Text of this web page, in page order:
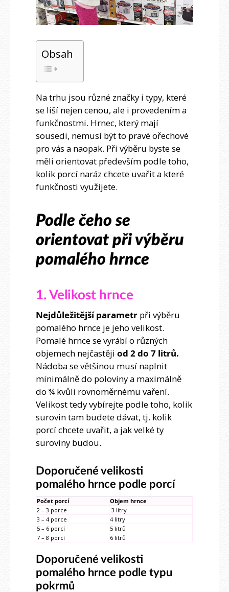
Obsah
Na trhu jsou různé značky i typy, které
se liší nejen cenou, ale i provedením a
funkčnostmi. Hrnec, který mají
sousedi, nemusí být to pravé ořechové
pro vás a naopak. Při výběru byste se
měli orientovat především podle toho,
kolik porcí naráz chcete uvařit a které
funkčnosti využijete.
Podle čeho se
orientovat při výběru
pomalého hrnce
1. Velikost hrnce
Nejdůležitější parametr při výběru
pomalého hrnce je jeho velikost.
Pomalé hrnce se vyrábí o různých
objemech nejčastějiod 2 do 7 litrů.
Nádoba se většinou musí naplnit
minimálně do poloviny a maximálně
do ¾ kvůli rovnoměrnému vaření.
Velikost tedy vybírejte podle toho, kolik
surovin tam budete dávat, tj. kolik
porcí chcete uvařit, a jak velké ty
suroviny budou.
Doporučené velikosti
pomalého hrnce podle porcí
Počet porcí
Objem hrnce
2 – 3 porce
3 litry
3 – 4 porce
4 litry
5 – 6 porcí
5 litrů
7 – 8 porcí
6 litrů
Doporučené velikosti
pomalého hrnce podle typu
pokrmů